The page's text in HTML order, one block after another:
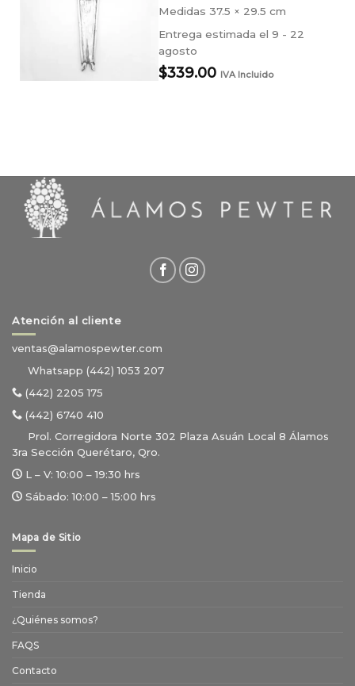
Medidas37.5 × 29.5 cm
Entrega estimada el 9 - 22
agosto
$339.00 IVA Incluido
Atención al cliente
ventas@alamospewter.com
Whatsapp (442) 1053 207
(442) 2205 175
(442) 6740 410
Prol. Corregidora Norte 302 Plaza Asuán Local 8 Álamos
3ra Sección Querétaro, Qro.
L – V: 10:00 – 19:30 hrs
Sábado: 10:00 – 15:00 hrs
Mapa de Sitio
Inicio
Tienda
¿Quiénes somos?
FAQS
Contacto